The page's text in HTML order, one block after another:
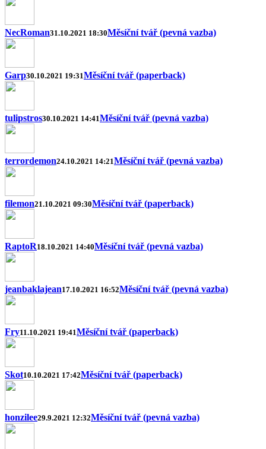
NecRoman31.10.2021 18:30Měsíční tvář (pevná vazba)
Garp30.10.2021 19:31Měsíční tvář (paperback)
tulipstros30.10.2021 14:41Měsíční tvář (pevná vazba)
terrordemon24.10.2021 14:21Měsíční tvář (pevná vazba)
filemon21.10.2021 09:30Měsíční tvář (paperback)
RaptoR18.10.2021 14:40Měsíční tvář (pevná vazba)
jeanbaklajean17.10.2021 16:52Měsíční tvář (pevná vazba)
Fry11.10.2021 19:41Měsíční tvář (paperback)
Skot10.10.2021 17:42Měsíční tvář (paperback)
honzilee29.9.2021 12:32Měsíční tvář (pevná vazba)